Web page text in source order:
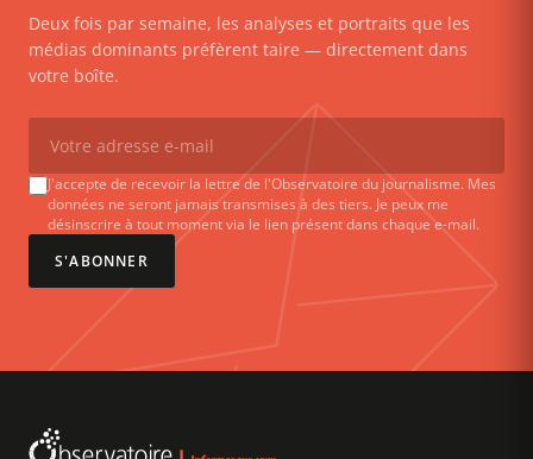
Deux fois par semaine, les analyses et portraits que les
médias dominants préfèrent taire — directement dans
votre boîte.
J'accepte de recevoir la lettre de l'Observatoire du journalisme. Mes
données ne seront jamais transmises à des tiers. Je peux me
désinscrire à tout moment via le lien présent dans chaque e-mail.
S'ABONNER